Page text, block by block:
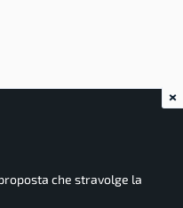
che stravolge la
×